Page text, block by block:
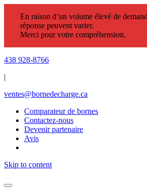
En raison d’un volume élevé de
réponse peuvent varier.
Merci pour votre compréhension.
438 928-8766
|
ventes@bornedecharge.ca
Comparateur de bornes
Contactez-nous
Devenir partenaire
Avis
Skip to content